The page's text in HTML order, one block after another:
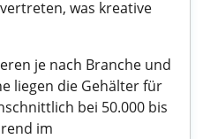
was kreative
je nach Branche und
liegen die Gehälter für
bei 50.000 bis
im